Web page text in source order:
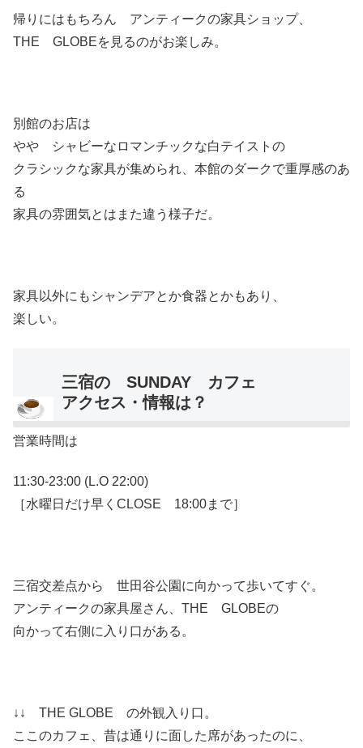
帰りにはもちろん アンティークの家具ショップ、
THE GLOBEを見るのがお楽しみ。
別館のお店は
やや シャビーなロマンチックな白テイストの
クラシックな家具が集められ、本館のダークで重厚感のあ
る
家具の雰囲気とはまた違う様子だ。
家具以外にもシャンデアとか食器とかもあり、
楽しい。
三宿の SUNDAY カフェ
アクセス・情報は？
営業時間は
11:30-23:00 (L.O 22:00)
［水曜日だけ早くCLOSE 18:00まで］
三宿交差点から 世田谷公園に向かって歩いてすぐ。
アンティークの家具屋さん、THE GLOBEの
向かって右側に入り口がある。
↓↓ THE GLOBE の外観入り口。
ここのカフェ、昔は通りに面した席があったのに、